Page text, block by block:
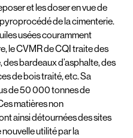
et les doser en vue de
de la cimenterie.
usées couramment
le CVMR de CQI traite des
bardeaux d’asphalte, des
de bois traité, etc. Sa
de 50 000 tonnes de
matières non
ainsi détournées des sites
utilité par la